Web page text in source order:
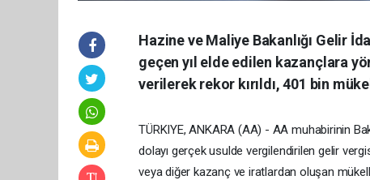
Hazine ve Maliye Bakanlığı Gelir
geçen yıl elde edilen kazançlara
verilerek rekor kırıldı, 401 bin
TÜRKIYE, ANKARA (AA) - AA muhabirinin
dolayı gerçek usulde vergilendirilen gelir
veya diğer kazanç ve iratlardan oluşan